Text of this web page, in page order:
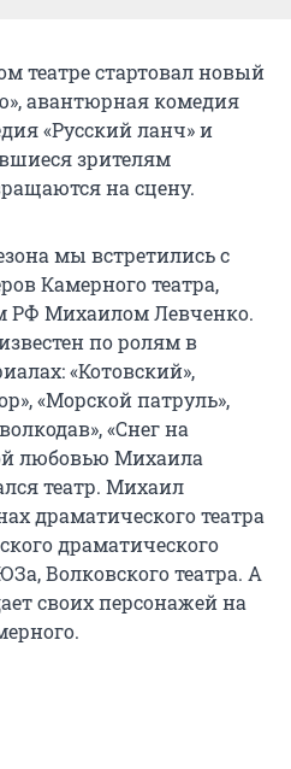
театре стартовал новый
авантюрная комедия
«Русский ланч» и
зрителям
на сцену.
мы встретились с
Камерного театра,
РФ Михаилом Левченко.
по ролям в
«Котовский»,
«Морской патруль»,
«Снег на
любовью Михаила
театр. Михаил
драматического театра
драматического
Волковского театра. А
своих персонажей на